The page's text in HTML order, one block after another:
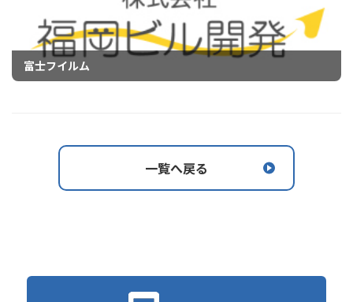
富士フイルム
一覧へ戻る